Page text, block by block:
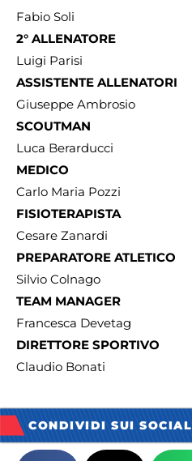
Fabio Soli
2° ALLENATORE
Luigi Parisi
ASSISTENTE ALLENATORI
Giuseppe Ambrosio
SCOUTMAN
Luca Berarducci
MEDICO
Carlo Maria Pozzi
FISIOTERAPISTA
Cesare Zanardi
PREPARATORE ATLETICO
Silvio Colnago
TEAM MANAGER
Francesca Devetag
DIRETTORE SPORTIVO
Claudio Bonati
CONDIVIDI SUI SOCIAL